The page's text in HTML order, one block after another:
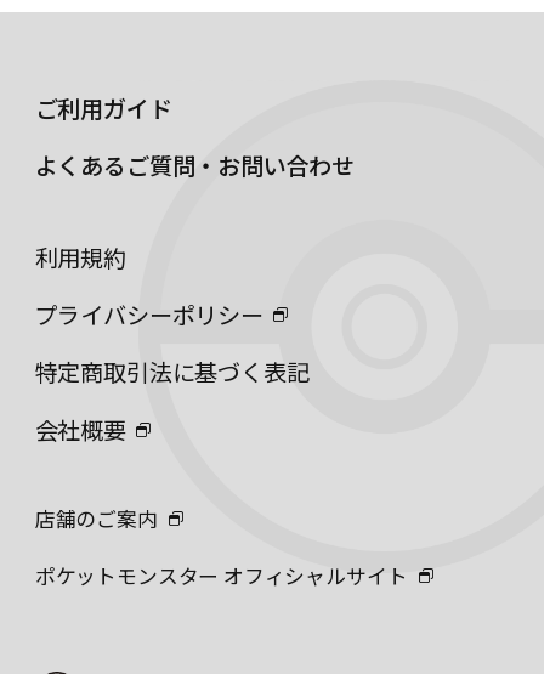
ご利用ガイド
よくあるご質問・お問い合わせ
利用規約
プライバシーポリシー
特定商取引法に基づく表記
会社概要
店舗のご案内
ポケットモンスター オフィシャルサイト